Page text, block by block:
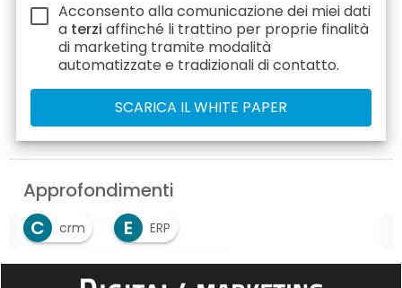
Acconsento alla comunicazione dei miei dati
a terzi affinché li trattino per proprie finalità
di marketing tramite modalità
automatizzate e tradizionali di contatto.
Approfondimenti
C
crm E ERP
S Supply chain management